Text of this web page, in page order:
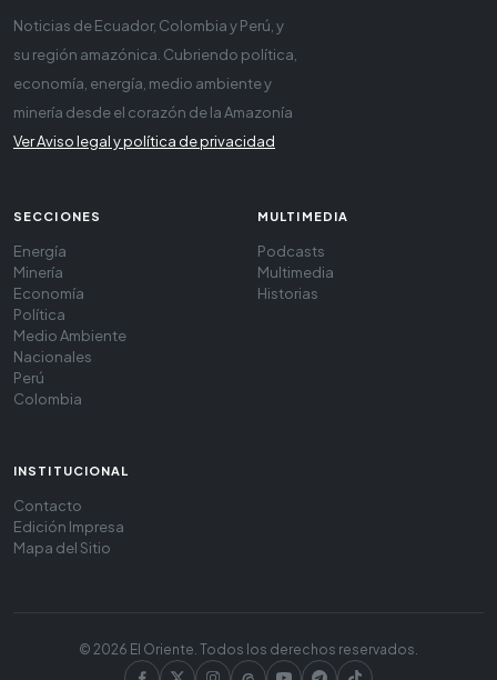
Noticias de Ecuador, Colombia y Perú, y
su región amazónica. Cubriendo política,
economía, energía, medio ambiente y
minería desde el corazón de la Amazonía
Ver Aviso legal y política de privacidad
SECCIONES
Energía
Minería
Economía
Política
Medio Ambiente
Nacionales
Perú
Colombia
MULTIMEDIA
Podcasts
Multimedia
Historias
INSTITUCIONAL
Contacto
Edición Impresa
Mapa del Sitio
© 2026 El Oriente. Todos los derechos reservados.